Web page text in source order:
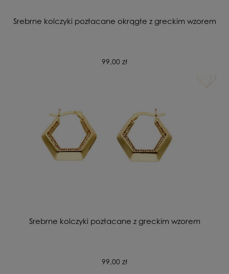
Srebrne kolczyki pozłacane okrągłe z greckim wzorem
99,00 zł
Srebrne kolczyki pozłacane z greckim wzorem
99,00 zł